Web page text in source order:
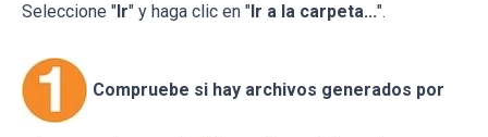
Seleccione " Ir" y haga clic en " Ir a la carpeta...".
Compruebe si hay archivos generados por